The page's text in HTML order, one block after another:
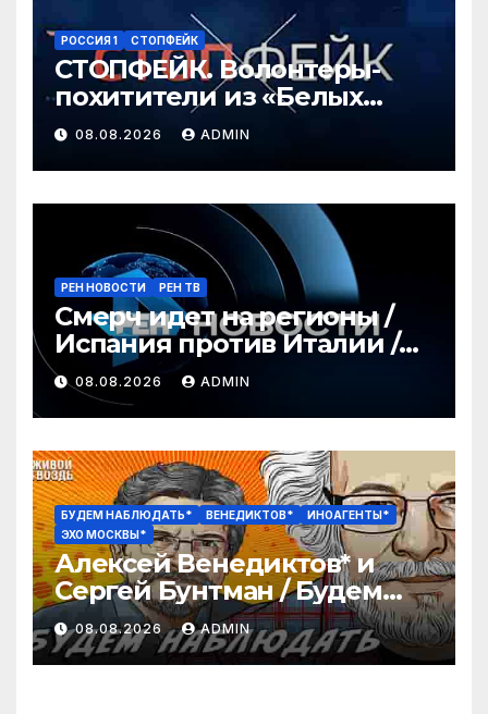
РОССИЯ 1 СТОПФЕЙК
СТОПФЕЙК. Волонтеры-
похитители из «Белых
ангелов» силой заставляют
мирных жителей покидать
свои дома
08.08.2026 ADMIN
РЕН НОВОСТИ РЕН ТВ
Смерч идет на регионы /
Испания против Италии /
Секс-скандал потряс
футбол / РЕН Новости 12:30,
8.08
08.08.2026 ADMIN
БУДЕМ НАБЛЮДАТЬ* ВЕНЕДИКТОВ*
ИНОАГЕНТЫ*
ЭХО МОСКВЫ*
Алексей Венедиктов* и
Сергей Бунтман / Будем
Наблюдать // 08.08.26
08.08.2026 ADMIN